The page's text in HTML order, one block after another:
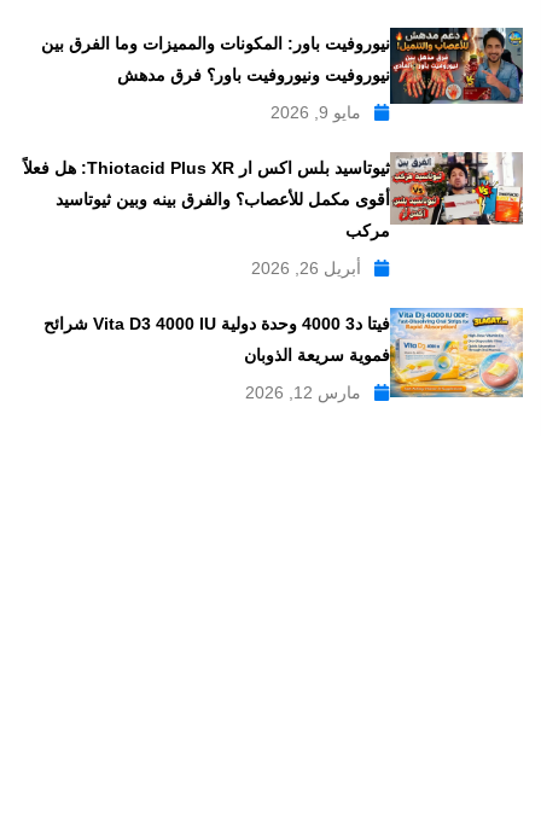
نيوروفيت باور: المكونات والمميزات وما الفرق بين
نيوروفيت ونيوروفيت باور؟ فرق مدهش
مايو 9, 2026
ثيوتاسيد بلس اكس ار Thiotacid Plus XR: هل فعلاً
أقوى مكمل للأعصاب؟ والفرق بينه وبين ثيوتاسيد
مركب
أبريل 26, 2026
فيتا د3 4000 وحدة دولية Vita D3 4000 IU شرائح
فموية سريعة الذوبان
مارس 12, 2026